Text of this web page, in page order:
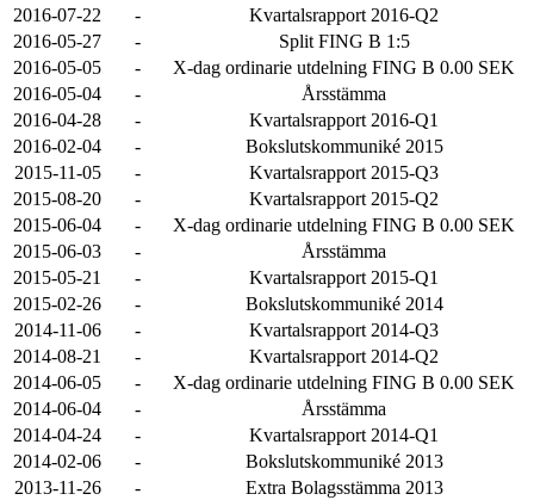
2016-07-22
-
Kvartalsrapport 2016-Q2
2016-05-27
-
Split FING B 1:5
2016-05-05
-
X-dag ordinarie utdelning FING B 0.00 SEK
2016-05-04
-
Årsstämma
2016-04-28
-
Kvartalsrapport 2016-Q1
2016-02-04
-
Bokslutskommuniké 2015
2015-11-05
-
Kvartalsrapport 2015-Q3
2015-08-20
-
Kvartalsrapport 2015-Q2
2015-06-04
-
X-dag ordinarie utdelning FING B 0.00 SEK
2015-06-03
-
Årsstämma
2015-05-21
-
Kvartalsrapport 2015-Q1
2015-02-26
-
Bokslutskommuniké 2014
2014-11-06
-
Kvartalsrapport 2014-Q3
2014-08-21
-
Kvartalsrapport 2014-Q2
2014-06-05
-
X-dag ordinarie utdelning FING B 0.00 SEK
2014-06-04
-
Årsstämma
2014-04-24
-
Kvartalsrapport 2014-Q1
2014-02-06
-
Bokslutskommuniké 2013
2013-11-26
-
Extra Bolagsstämma 2013